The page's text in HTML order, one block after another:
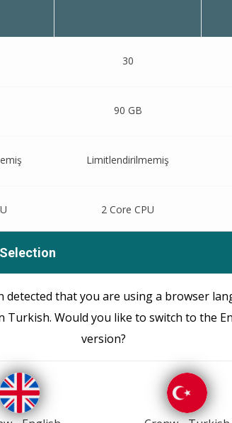
30
90 GB
Limitlendirilmemiş
2 Core CPU
Limitlendirilmemiş
Limitlendirilmemiş
detected that you are using a browser
Turkish. Would you like to switch to the
version?